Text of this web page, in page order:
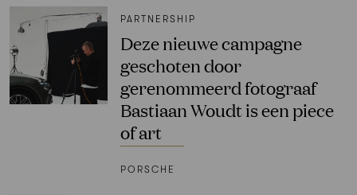
PARTNERSHIP
Deze nieuwe campagne
geschoten door
gerenommeerd fotograaf
Bastiaan Woudt is een piece
of art
PORSCHE